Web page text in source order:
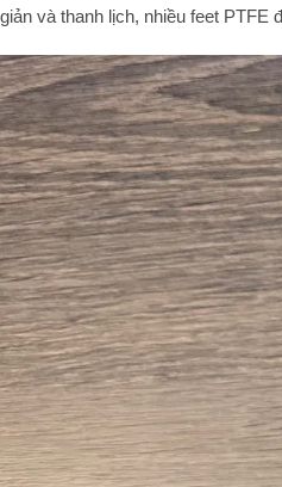
giản và thanh lịch, nhiều feet PTFE